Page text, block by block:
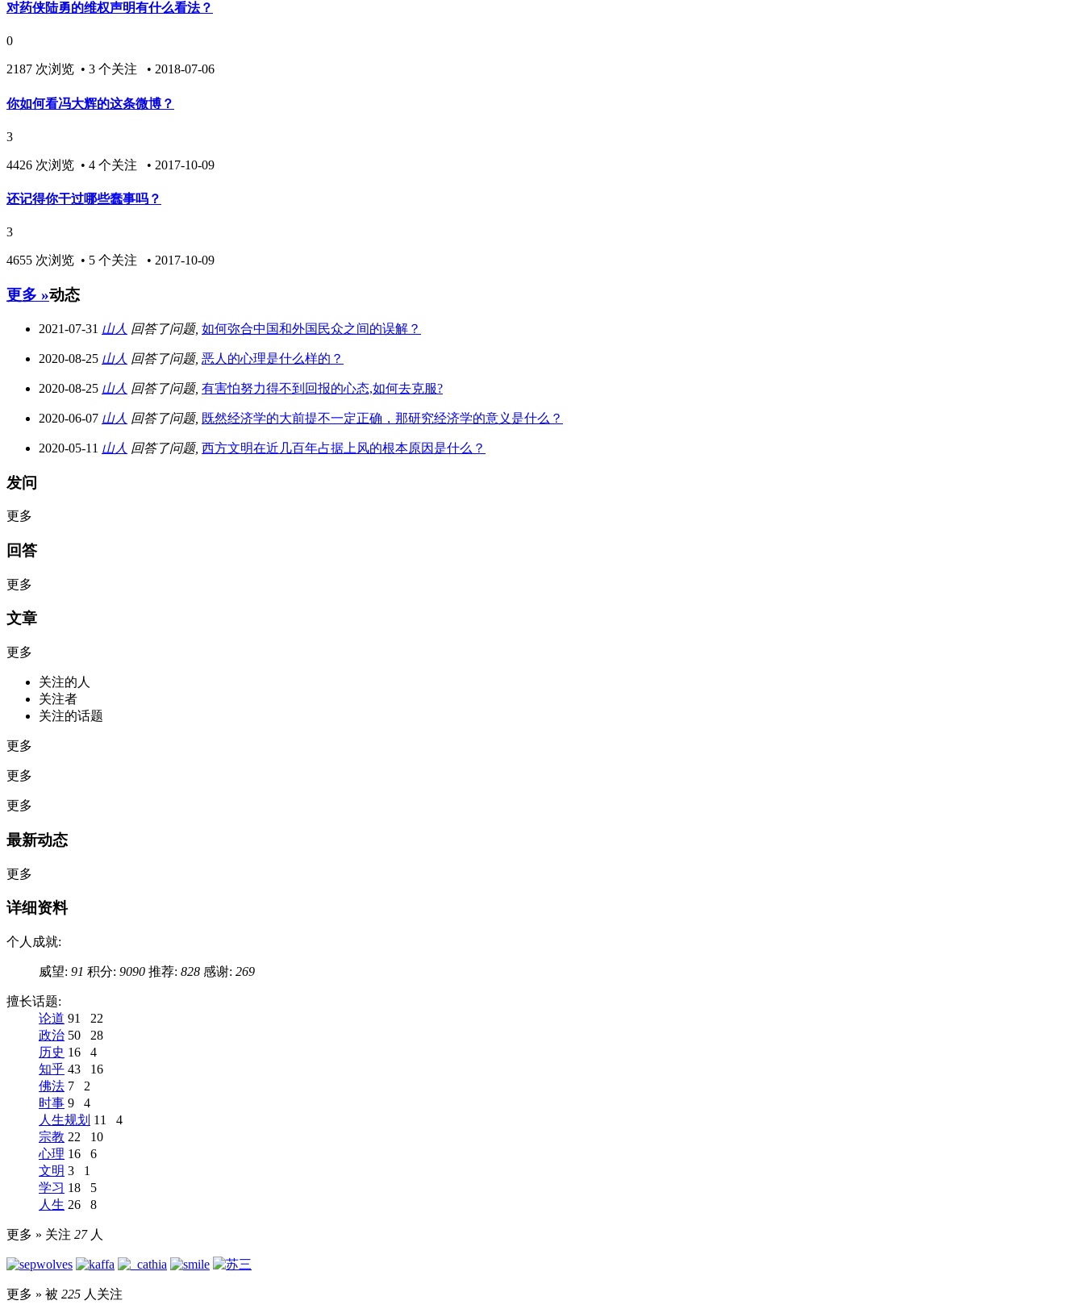
对药侠陆勇的维权声明有什么看法？
0
2187 次浏览 • 3 个关注 • 2018-07-06
你如何看冯大辉的这条微博？
3
4426 次浏览 • 4 个关注 • 2017-10-09
还记得你干过哪些蠢事吗？
3
4655 次浏览 • 5 个关注 • 2017-10-09
更多 »动态
2021-07-31 山人 回答了问题, 如何弥合中国和外国民众之间的误解？
2020-08-25 山人 回答了问题, 恶人的心理是什么样的？
2020-08-25 山人 回答了问题, 有害怕努力得不到回报的心态,如何去克服?
2020-06-07 山人 回答了问题, 既然经济学的大前提不一定正确，那研究经济学的意义是什么？
2020-05-11 山人 回答了问题, 西方文明在近几百年占据上风的根本原因是什么？
发问
更多
回答
更多
文章
更多
关注的人
关注者
关注的话题
更多
更多
更多
最新动态
更多
详细资料
个人成就:
威望: 91 积分: 9090 推荐: 828 感谢: 269
擅长话题:
论道 91 22
政治 50 28
历史 16 4
知乎 43 16
佛法 7 2
时事 9 4
人生规划 11 4
宗教 22 10
心理 16 6
文明 3 1
学习 18 5
人生 26 8
更多 » 关注 27人
更多 » 被 225 人关注